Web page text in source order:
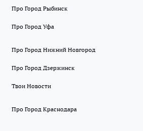
Про Город Рыбинск
Про Город Уфа
Про Город Нижний Новгород
Про Город Дзержинск
Твои Новости
Про Город Краснодара